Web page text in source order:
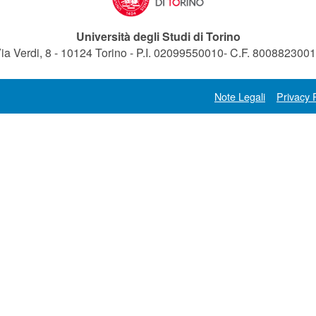
Università degli Studi di Torino
Verdi, 8 - 10124 Torino - P.I. 02099550010- C.F.
Note Legali Privacy